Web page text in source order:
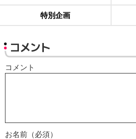
特別企画
コメント
コメント
お名前（必須）